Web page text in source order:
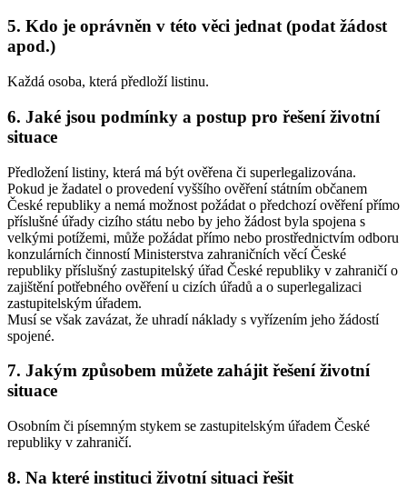
5. Kdo je oprávněn v této věci jednat (podat žádost
apod.)
Každá osoba, která předloží listinu.
6. Jaké jsou podmínky a postup pro řešení životní
situace
Předložení listiny, která má být ověřena či superlegalizována.
Pokud je žadatel o provedení vyššího ověření státním občanem
České republiky a nemá možnost požádat o předchozí ověření přímo
příslušné úřady cizího státu nebo by jeho žádost byla spojena s
velkými potížemi, může požádat přímo nebo prostřednictvím odboru
konzulárních činností Ministerstva zahraničních věcí České
republiky příslušný zastupitelský úřad České republiky v zahraničí o
zajištění potřebného ověření u cizích úřadů a o superlegalizaci
zastupitelským úřadem.
Musí se však zavázat, že uhradí náklady s vyřízením jeho žádostí
spojené.
7. Jakým způsobem můžete zahájit řešení životní
situace
Osobním či písemným stykem se zastupitelským úřadem České
republiky v zahraničí.
8. Na které instituci životní situaci řešit